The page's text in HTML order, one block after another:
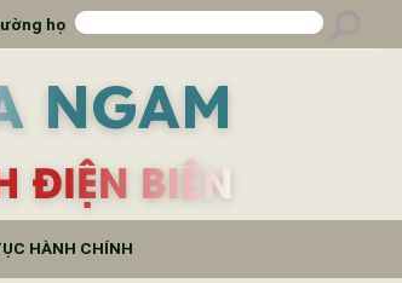
mạnh truyền thông đưa báo ngành tới các đơn vị
NGAM
ĐIỆN BIÊN
HÀNH CHÍNH